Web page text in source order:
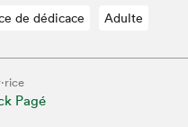
de dédicace Adulte
Pagé